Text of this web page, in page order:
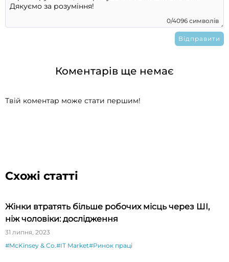
0/4096 символів
Коментарів ще немає
Твій коментар може стати першим!
Схожі статті
Жінки втратять більше робочих місць через ШІ,
ніж чоловіки: дослідження
31 липня, 2023
#McKinsey & Co.#IT Market#Ринок праці